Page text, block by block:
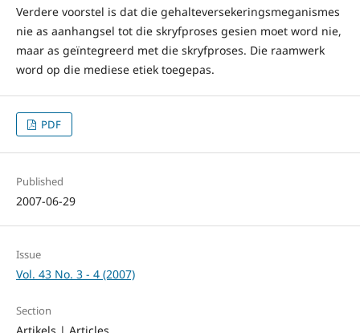
Verdere voorstel is dat die gehalteversekeringsmeganismes
nie as aanhangsel tot die skryfproses gesien moet word nie,
maar as geïntegreerd met die skryfproses. Die raamwerk
word op die mediese etiek toegepas.
PDF
Published
2007-06-29
Issue
Vol. 43 No. 3 - 4 (2007)
Section
Artikels | Articles